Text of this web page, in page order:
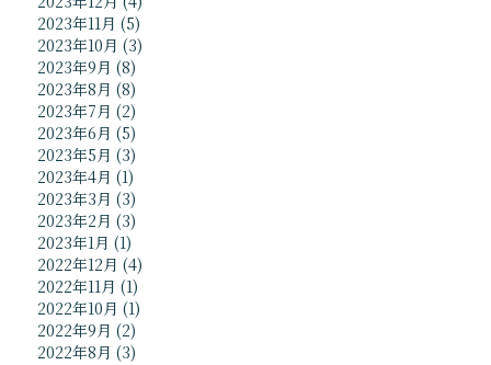
2023年11月 (5)
2023年10月 (3)
2023年9月 (8)
2023年8月 (8)
2023年7月 (2)
2023年6月 (5)
2023年5月 (3)
2023年4月 (1)
2023年3月 (3)
2023年2月 (3)
2023年1月 (1)
2022年12月 (4)
2022年11月 (1)
2022年10月 (1)
2022年9月 (2)
2022年8月 (3)